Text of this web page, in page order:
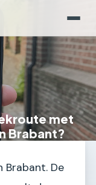
met
Brabant?
Brabant. De